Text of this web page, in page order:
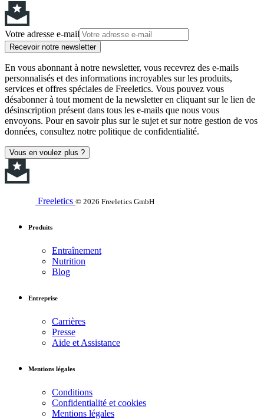
Votre adresse e-mail
Recevoir notre newsletter
En vous abonnant à notre newsletter, vous recevrez des e-mails
personnalisés et des informations incroyables sur les produits,
services et offres spéciales de Freeletics. Vous pouvez vous
désabonner à tout moment de la newsletter en cliquant sur le lien de
désinscription présent dans tous les e-mails que nous vous
envoyons. Pour en savoir plus sur le sujet et sur notre gestion de vos
données, consultez notre politique de confidentialité.
Vous en voulez plus ?
Freeletics © 2026 Freeletics GmbH
Produits
Entraînement
Nutrition
Blog
Entreprise
Carrières
Presse
Aide et Assistance
Mentions légales
Conditions
Confidentialité et cookies
Mentions légales